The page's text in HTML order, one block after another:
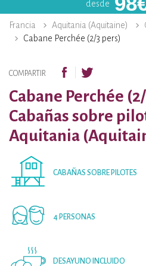
desde
Francia Aquitania (Aquitaine)
Cabane Perchée (2/3 pers)
COMPARTIR
Cabane Perchée
Cabañas sobre
Aquitania
CABAÑAS SOBRE PILOTES
4 PERSONAS
DESAYUNO INCLUIDO